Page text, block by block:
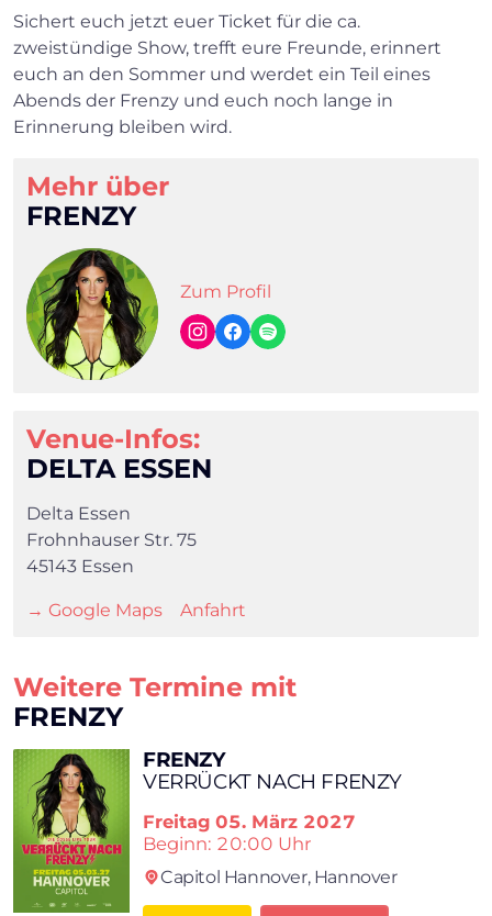
Sichert euch jetzt euer Ticket für die ca.
zweistündige Show, trefft eure Freunde, erinnert
euch an den Sommer und werdet ein Teil eines
Abends der Frenzy und euch noch lange in
Erinnerung bleiben wird.
Mehr über
FRENZY
Zum Profil
Venue-Infos:
DELTA ESSEN
Delta Essen
Frohnhauser Str. 75
45143 Essen
→ Google Maps Anfahrt
Weitere Termine mit
FRENZY
FRENZY
VERRÜCKT NACH FRENZY
Freitag 05. März 2027
Beginn: 20:00 Uhr
Capitol Hannover, Hannover